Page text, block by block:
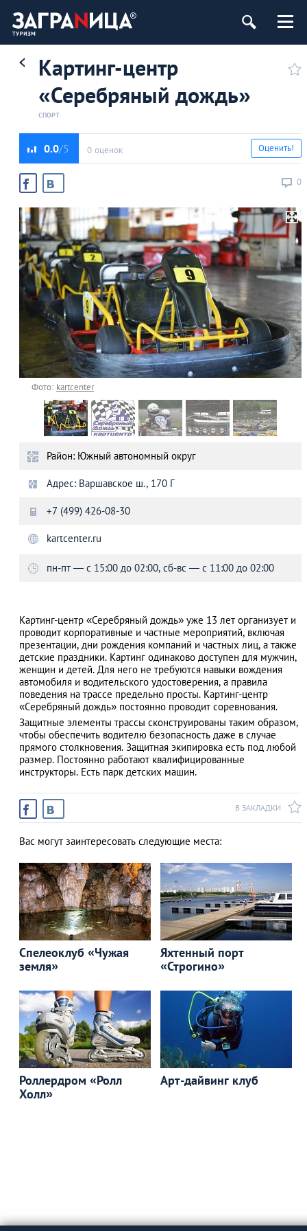
АЗАД
Картинг-центр
«Серебряный дождь»
СПОРТ
0.0 0 оценок
0
Оценить!
Фото: kartcenter
Район: Южный автономный округ
Адрес: Варшавское ш., 170 Г
+7 (499) 426-08-30
kartcenter.ru
пн-пт — с 15:00 до 02:00, сб-вс — с 11:00 до 02:00
Картинг-центр «Серебряный дождь» уже 13 лет организует и
проводит корпоративные и частные мероприятий, включая
презентации, дни рождения компаний и частных лиц, а также
детские праздники. Картинг одинаково доступен для мужчин,
женщин и детей. Для него не требуются навыки вождения
автомобиля и водительского удостоверения, а правила
поведения на трассе предельно просты. Картинг-центр
«Серебряный дождь» постоянно проводит соревнования.
Защитные элементы трассы сконструированы таким образом,
чтобы обеспечить водителю безопасность даже в случае
прямого столкновения. Защитная экипировка есть под любой
размер. Постоянно работают квалифицированные
инструкторы. Есть парк детских машин.
В ЗАКЛАДКИ
Вас могут заинтересовать следующие места:
Спелеоклуб «Чужая
земля»
Яхтенный порт
«Строгино»
Роллердром «Ролл
Холл»
Арт-дайвинг клуб